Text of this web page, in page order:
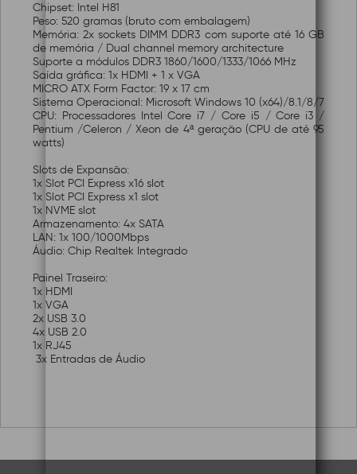
Chipset: Intel H81
Peso: 520 gramas (bruto com embalagem)
Memória: 2x sockets DIMM DDR3 com suporte até 16 GB
de memória / Dual channel memory architecture
Suporte a módulos DDR3 1860/1600/1333/1066 MHz
Saída gráfica: 1x HDMI + 1 x VGA
MICRO ATX Form Factor: 19 x 17 cm
Sistema Operacional: Microsoft Windows 10 (x64)/8.1/8/7
CPU: Processadores Intel Core i7 / Core i5 / Core i3 /
Pentium /Celeron / Xeon de 4ª geração (CPU de até 95
watts)
Slots de Expansão:
1x Slot PCI Express x16 slot
1x Slot PCI Express x1 slot
1x NVME slot
Armazenamento: 4x SATA
LAN: 1x 100/1000Mbps
Áudio: Chip Realtek Integrado
Painel Traseiro:
1x HDMI
1x VGA
2x USB 3.0
4x USB 2.0
1x RJ45
3x Entradas de Áudio